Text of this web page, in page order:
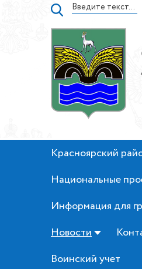
Красноярский
Национальные
Информация для
Новости
Воинский учет